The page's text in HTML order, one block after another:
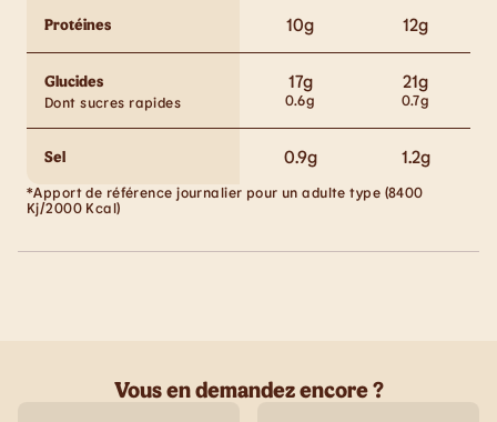
Protéines 10g 12g
Glucides 17g 21g
Dont sucres rapides 0.6g 0.7g
Sel 0.9g 1.2g
*Apport de référence journalier pour un adulte type (8400
Kj/2000 Kcal)
Vous en demandez encore ?